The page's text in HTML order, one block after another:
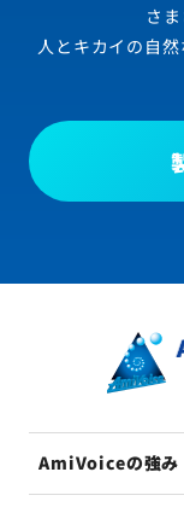
さ
人とキカイの自
AmiVoiceの強み